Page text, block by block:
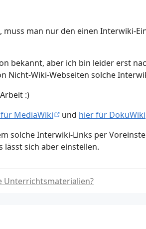
man nur den einen Interwiki-
bekannt, aber ich bin leider erst
Nicht-Wiki-Webseiten solche
:)
MediaWiki und hier für DokuWiki
solche Interwiki-Links per
lässt sich aber einstellen.
Unterrichtsmaterialien?